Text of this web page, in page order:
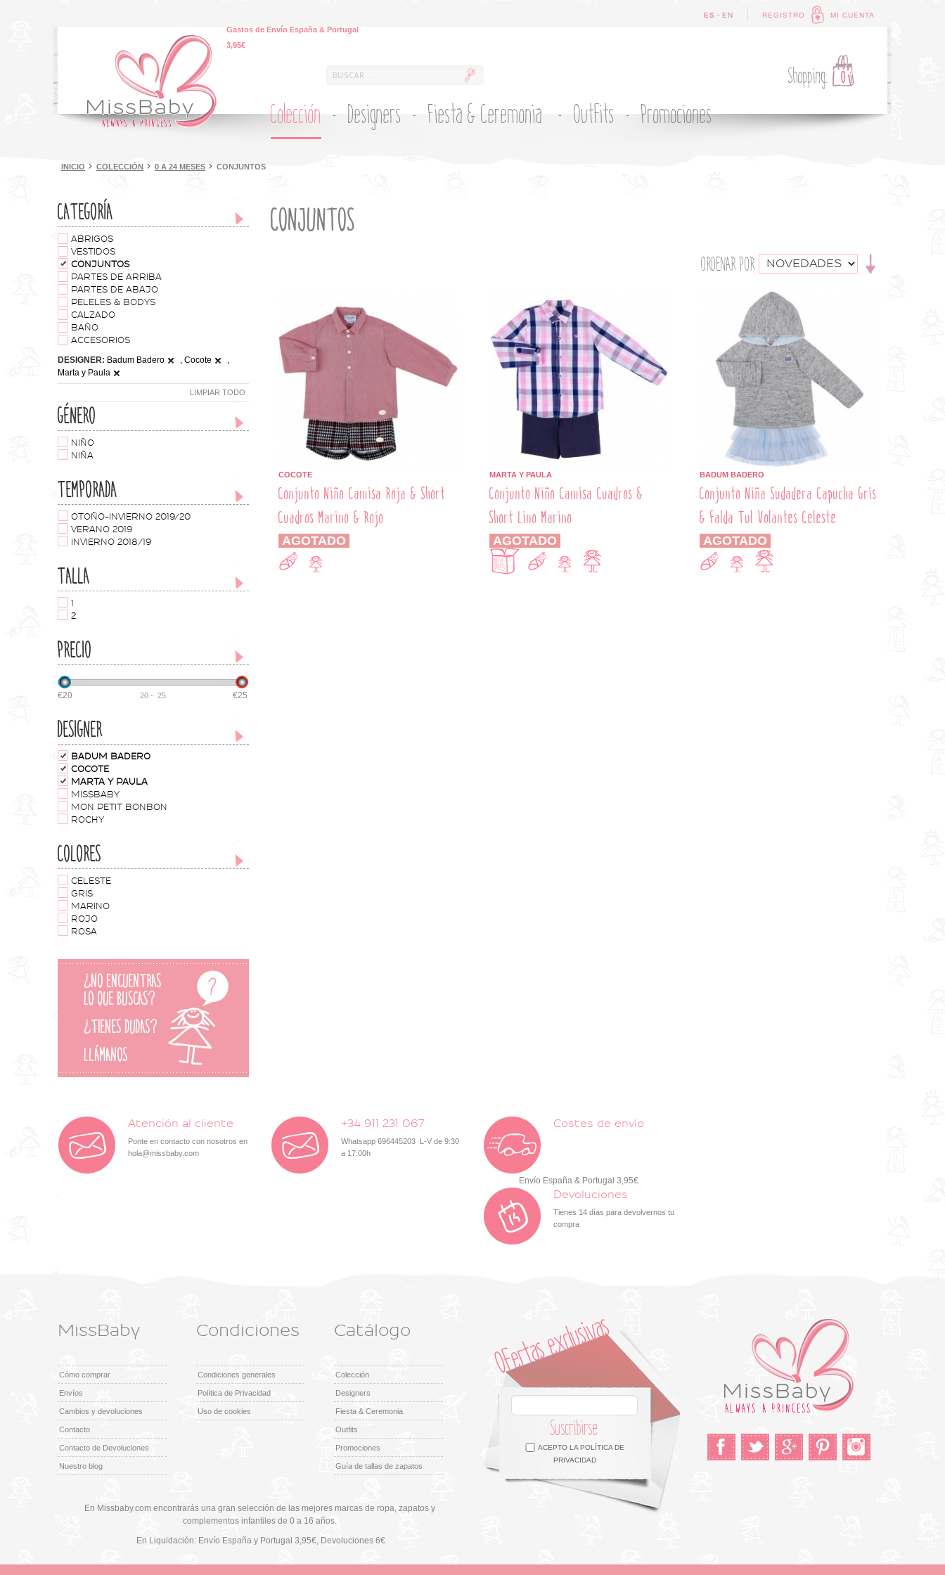
Gastos de Envío España & Portugal
3,95€
REGISTRO MI CUENTA
ES - EN
Shopping: 0
Colección Designers Fiesta & Ceremonia Outfits Promociones
INICIO COLECCIÓN 0 A 24 MESES CONJUNTOS
CATEGORÍA
ABRIGOS
VESTIDOS
CONJUNTOS
PARTES DE ARRIBA
PARTES DE ABAJO
PELELES & BODYS
CALZADO
BAÑO
ACCESORIOS
DESIGNER: Badum Badero , Cocote
,
Marta y Paula
LIMPIAR TODO
GÉNERO
NIÑO
NIÑA
TEMPORADA
OTOÑO-INVIERNO 2019/20
VERANO 2019
INVIERNO 2018/19
TALLA
1
2
PRECIO
€20 €25
20- 25
DESIGNER
BADUM BADERO
COCOTE
MARTA Y PAULA
MISSBABY
MON PETIT BONBON
ROCHY
COLORES
CELESTE
GRIS
MARINO
ROJO
ROSA
CONJUNTOS
ORDENAR POR
COCOTE
Conjunto Niño Camisa Roja & Short
Cuadros Marino & Rojo
AGOTADO
MARTA Y PAULA
Conjunto Niño Camisa Cuadros &
Short Lino Marino
AGOTADO
BADUM BADERO
Conjunto Niña Sudadera Capucha Gris
& Falda Tul Volantes Celeste
AGOTADO
Atención al cliente
Ponte en contacto con nosotros en
hola@missbaby.com
+34 911 231 067
Whatsapp 696445203 L-V de 9:30
a 17:00h
Costes de envío
Envío España & Portugal 3,95€
Devoluciones
Tienes 14 días para devolvernos tu
compra
MissBaby
Cómo comprar
Envíos
Cambios y devoluciones
Contacto
Contacto de Devoluciones
Nuestro blog
Condiciones
Condiciones generales
Política de Privacidad
Uso de cookies
Catálogo
Colección
Designers
Fiesta & Ceremonia
Outfits
Promociones
Guía de tallas de zapatos
En Missbaby.com encontrarás una gran selección de las mejores marcas de ropa, zapatos y
complementos infantiles de 0 a 16 años.
En Liquidación: Envío España y Portugal 3,95€, Devoluciones 6€
Suscribirse
ACEPTO LAPOLÍTICA DE
PRIVACIDAD
Facebook Twitter Google +